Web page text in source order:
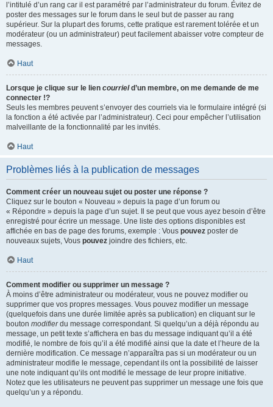
l’intitulé d’un rang car il est paramétré par l’administrateur du forum. Évitez de
poster des messages sur le forum dans le seul but de passer au rang
supérieur. Sur la plupart des forums, cette pratique est rarement tolérée et un
modérateur (ou un administrateur) peut facilement abaisser votre compteur de
messages.
Haut
Lorsque je clique sur le lien courrield’un membre, on me demande de me
connecter !?
Seuls les membres peuvent s’envoyer des courriels via le formulaire intégré (si
la fonction a été activée par l’administrateur). Ceci pour empêcher l’utilisation
malveillante de la fonctionnalité par les invités.
Haut
Problèmes liés à la publication de messages
Comment créer un nouveau sujet ou poster une réponse ?
Cliquez sur le bouton « Nouveau » depuis la page d’un forum ou
« Répondre » depuis la page d’un sujet. Il se peut que vous ayez besoin d’être
enregistré pour écrire un message. Une liste des options disponibles est
affichée en bas de page des forums, exemple : Vous pouvez poster de
nouveaux sujets, Vous pouvez joindre des fichiers, etc.
Haut
Comment modifier ou supprimer un message ?
À moins d’être administrateur ou modérateur, vous ne pouvez modifier ou
supprimer que vos propres messages. Vous pouvez modifier un message
(quelquefois dans une durée limitée après sa publication) en cliquant sur le
bouton modifierdu message correspondant. Si quelqu’un a déjà répondu au
message, un petit texte s’affichera en bas du message indiquant qu’il a été
modifié, le nombre de fois qu’il a été modifié ainsi que la date et l’heure de la
dernière modification. Ce message n’apparaîtra pas si un modérateur ou un
administrateur modifie le message, cependant ils ont la possibilité de laisser
une note indiquant qu’ils ont modifié le message de leur propre initiative.
Notez que les utilisateurs ne peuvent pas supprimer un message une fois que
quelqu’un y a répondu.